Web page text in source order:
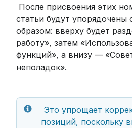
статьи будут
образом: вверху будет
работу», затем
функций», а внизу —
неполадок».
позиций, поскольку